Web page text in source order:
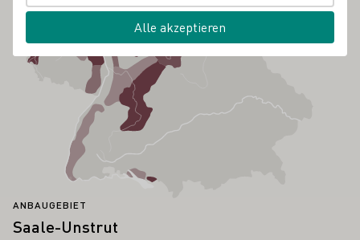
ANBAUGEBIET
Saale-Unstrut
Alle akzeptieren